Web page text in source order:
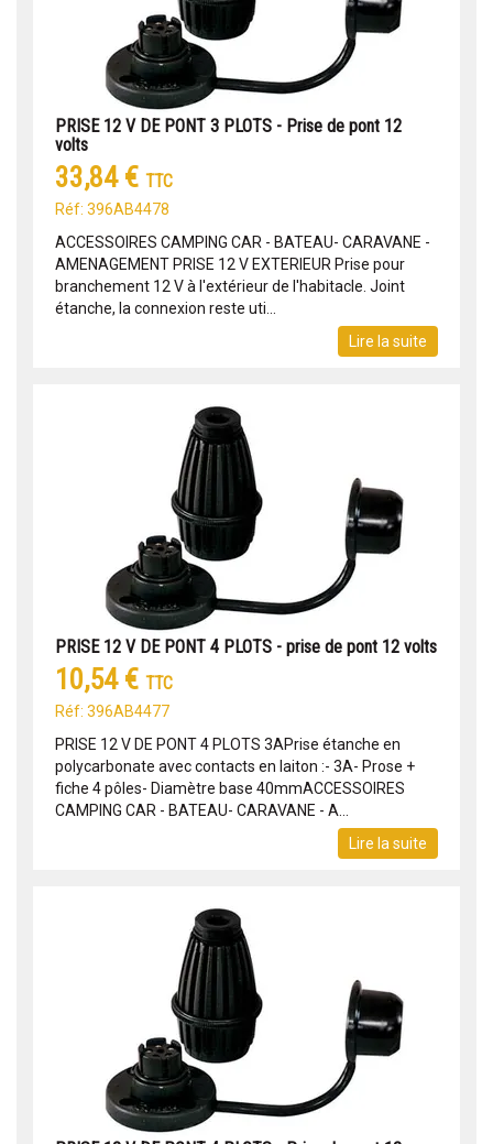
PRISE 12 V DE PONT 3 PLOTS - Prise de pont 12
volts
33,84 € TTC
Réf: 396AB4478
ACCESSOIRES CAMPING CAR - BATEAU- CARAVANE -
AMENAGEMENT PRISE 12 V EXTERIEUR Prise pour
branchement 12 V à l'extérieur de l'habitacle. Joint
étanche, la connexion reste uti...
Lire la suite
PRISE 12 V DE PONT 4 PLOTS - prise de pont 12 volts
10,54 € TTC
Réf: 396AB4477
PRISE 12 V DE PONT 4 PLOTS 3APrise étanche en
polycarbonate avec contacts en laiton :- 3A- Prose +
fiche 4 pôles- Diamètre base 40mmACCESSOIRES
CAMPING CAR - BATEAU- CARAVANE - A...
Lire la suite